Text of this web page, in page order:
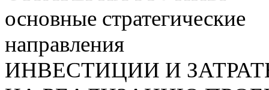
основные стратегические
направления
ИНВЕСТИЦИИ И